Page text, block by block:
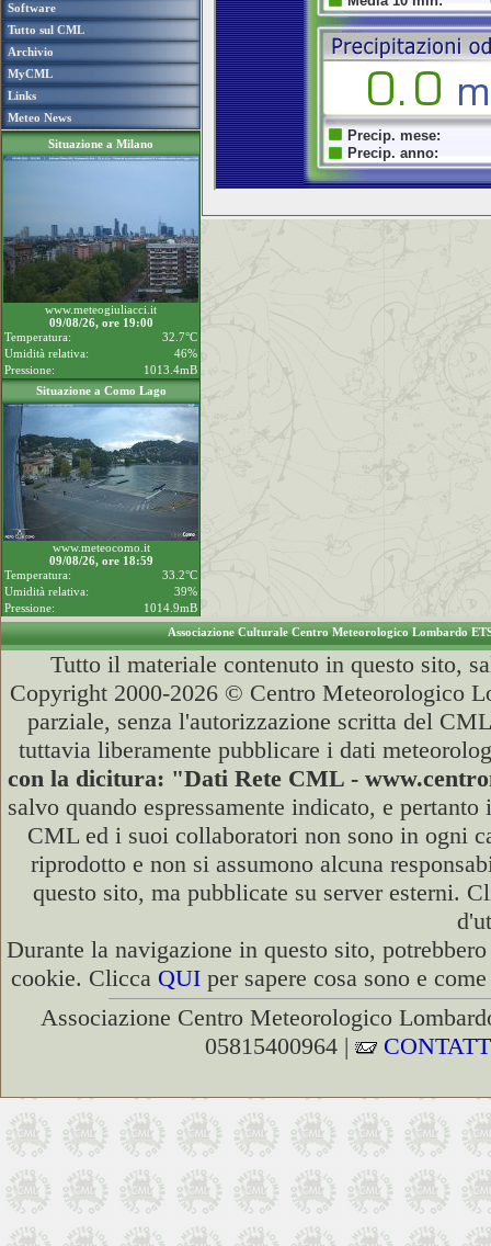
Software
Tutto sul CML
Archivio
MyCML
Links
Meteo News
Situazione a Milano
www.meteogiuliacci.it
09/08/26, ore 19:00
Temperatura:
32.7°C
Umidità relativa:
46%
Pressione:
1013.4mB
Situazione a Como Lago
www.meteocomo.it
09/08/26, ore 18:59
Temperatura:
33.2°C
Umidità relativa:
39%
Pressione:
1014.9mB
Associazione Culturale Centro Meteorologico Lombardo
Tutto il materiale contenuto in questo sito,
Copyright 2000-2026 © Centro Meteorologico
parziale, senza l'autorizzazione scritta del
tuttavia liberamente pubblicare i dati
con la dicitura: "Dati Rete CML -
salvo quando espressamente indicato, e
CML ed i suoi collaboratori non sono in ogni
riprodotto e non si assumono alcuna
questo sito, ma pubblicate su server esterni.
Durante la navigazione in questo sito,
cookie. Clicca QUI per sapere cosa sono e
Associazione Centro Meteorologico
05815400964 |